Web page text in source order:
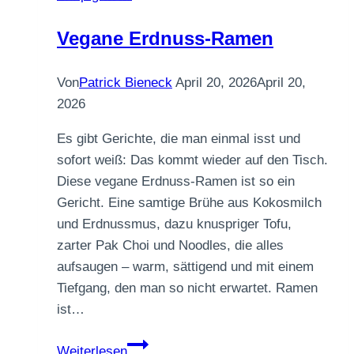
Vegane Erdnuss-Ramen
VonPatrick Bieneck April 20, 2026April 20,
2026
Es gibt Gerichte, die man einmal isst und
sofort weiß: Das kommt wieder auf den Tisch.
Diese vegane Erdnuss-Ramen ist so ein
Gericht. Eine samtige Brühe aus Kokosmilch
und Erdnussmus, dazu knuspriger Tofu,
zarter Pak Choi und Noodles, die alles
aufsaugen – warm, sättigend und mit einem
Tiefgang, den man so nicht erwartet. Ramen
ist…
Vegane